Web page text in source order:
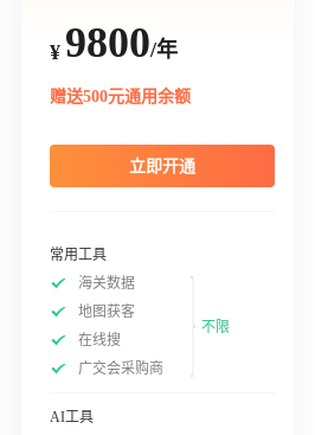
¥ 9800/年
赠送500元通用余额
立即开通
常用工具
海关数据
地图获客
在线搜
广交会采购商
不限
AI工具